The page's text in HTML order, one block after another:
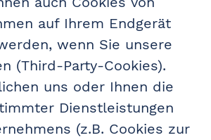
auf Ihrem Endgerät
wenn Sie unsere
(Third-Party-Cookies).
uns oder Ihnen die
Dienstleistungen
(z.B. Cookies zur